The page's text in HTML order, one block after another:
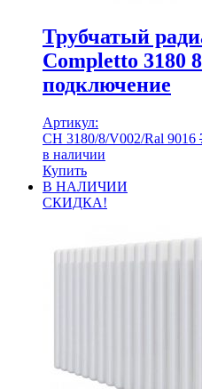
Трубчатый
Completto 3180
подключение
Артикул:
CH 3180/8/V002/Ral 9016
в наличии
Купить
В НАЛИЧИИ
СКИДКА!